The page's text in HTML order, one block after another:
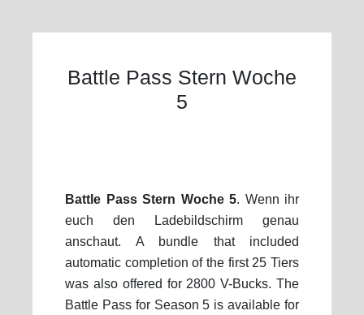
Battle Pass Stern Woche
5
Battle Pass Stern Woche 5. Wenn ihr
euch den Ladebildschirm genau
anschaut. A bundle that included
automatic completion of the first 25 Tiers
was also offered for 2800 V-Bucks. The
Battle Pass for Season 5 is available for